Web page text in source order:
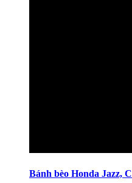
Bánh bèo Honda Jazz,